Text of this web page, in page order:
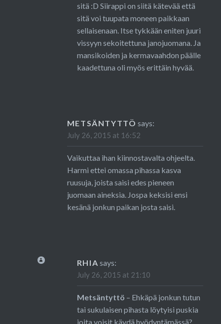
sitä :D Siirappi on siitä kätevää että
sitä voi tuupata moneen paikkaan
sellaisenaan. Itse tykkään eniten juuri
vissyyn sekoitettuna janojuomana. Ja
mansikoiden ja kermavaahdon päälle
kaadettuna oli myös erittäin hyvää.
METSÄNTYTTÖ says:
July 26, 2015 at 16:52
Vaikuttaa ihan kiinnostavalta ohjeelta.
Harmi ettei omassa pihassa kasva
ruusuja, joista saisi edes pieneen
juomaan aineksia. Jospa keksisi ensi
kesänä jonkun paikan josta saisi.
RHIA says:
July 26, 2015 at 21:10
Metsäntyttö – Ehkäpä jonkun tutun
tai sukulaisen pihasta löytyisi puskia
joita voisit käydä hyödyntämässä?